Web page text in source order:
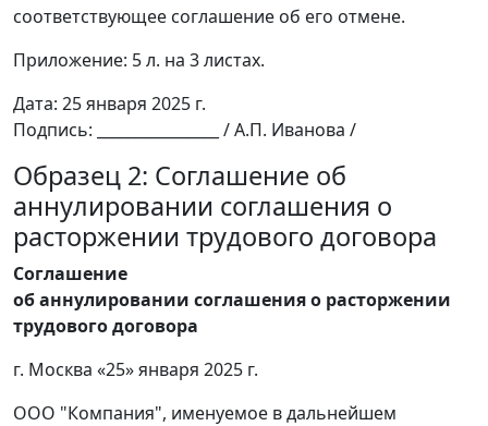
соответствующее соглашение об его отмене.
Приложение: 5 л. на 3 листах.
Дата: 25 января 2025 г.
Подпись: ________________ / А.П. Иванова /
Образец 2: Соглашение об
аннулировании соглашения о
расторжении трудового договора
Соглашение
об аннулировании соглашения о расторжении
трудового договора
г. Москва «25» января 2025 г.
ООО "Компания", именуемое в дальнейшем